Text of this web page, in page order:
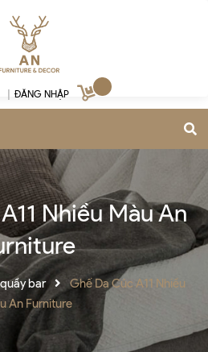
ĐĂNG NHẬP
Nhiều Màu An
bar
Ghế Da Cúc A11 Nhiều
An Furniture